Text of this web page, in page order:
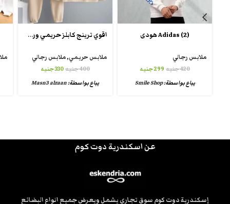
(Adidas (2 هودى
ملابس رجالي
420جنيه 299جنيه
يباع بواسطة:Smile Shop
اقوي ترينج كابلز حريمي ورجالي
ملابس حريمي,ملابس رجالي
400جنيه330جنيه
يباع بواسطة:Masn3 alzaan
عن اسكندرية دوت كوم
إسكندرية دوت كوم سوق تجاري يشمل ويعرض جميع انواع البضائع